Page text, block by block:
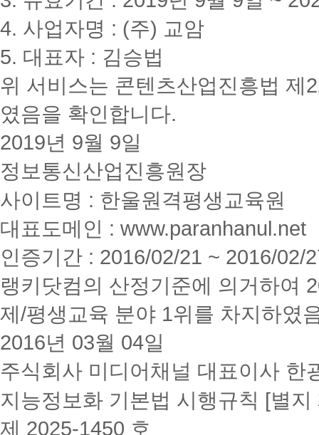
4. 사업자명 : (주) 교암
5. 대표자 : 김승법
위 서비스는 콘텐츠산업진흥법 제
였음을 확인합니다.
2019년 9월 9일
정보통신산업진흥원장
사이트명 : 한울원격평생교육원
대표도메인 : www.paranhanul.net
인증기간 : 2016/02/21 ~ 2016/02/
랭키닷컴의 산정기준에 의거하여
제/평생교육 분야 1위를 차지하였
2016년 03월 04일
주식회사 미디어채널 대표이사 한
지능정보화 기본법 시행규칙 [별지
제 2025-1450 호